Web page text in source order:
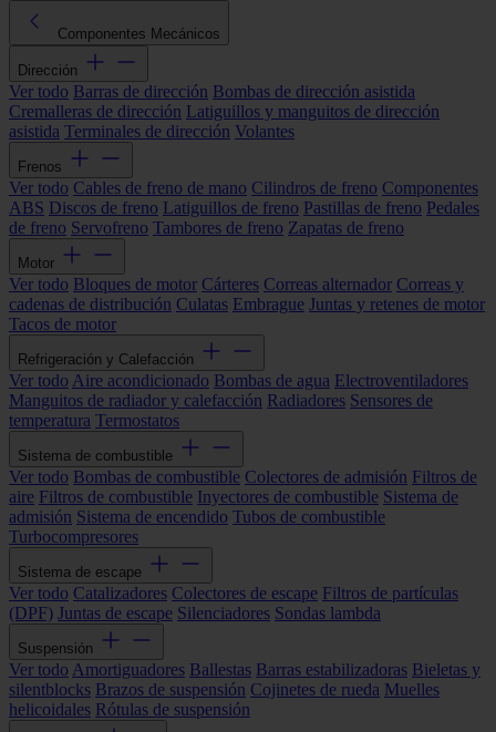
Componentes Mecánicos
Dirección
Ver todo Barras de dirección Bombas de dirección asistida
Cremalleras de dirección Latiguillos y manguitos de dirección
asistida Terminales de dirección Volantes
Frenos
Ver todo Cables de freno de mano Cilindros de freno Componentes
ABS Discos de freno Latiguillos de freno Pastillas de freno Pedales
de freno Servofreno Tambores de freno Zapatas de freno
Motor
Ver todo Bloques de motor Cárteres Correas alternador Correas y
cadenas de distribución Culatas Embrague Juntas y retenes de motor
Tacos de motor
Refrigeración y Calefacción
Ver todo Aire acondicionado Bombas de agua Electroventiladores
Manguitos de radiador y calefacción Radiadores Sensores de
temperatura Termostatos
Sistema de combustible
Ver todo Bombas de combustible Colectores de admisión Filtros de
aire Filtros de combustible Inyectores de combustible Sistema de
admisión Sistema de encendido Tubos de combustible
Turbocompresores
Sistema de escape
Ver todo Catalizadores Colectores de escape Filtros de partículas
(DPF) Juntas de escape Silenciadores Sondas lambda
Suspensión
Ver todo Amortiguadores Ballestas Barras estabilizadoras Bieletas y
silentblocks Brazos de suspensión Cojinetes de rueda Muelles
helicoidales Rótulas de suspensión